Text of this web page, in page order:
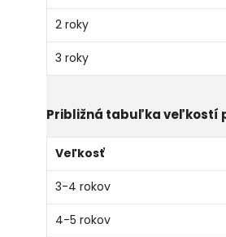
2 roky
3 roky
Približná tabuľka veľkostí
Veľkosť
3-4 rokov
4-5 rokov